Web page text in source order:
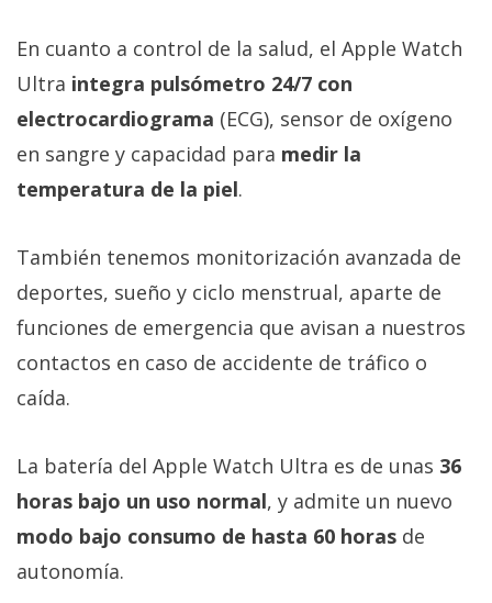
En cuanto a control de la salud, el Apple Watch
Ultra integra pulsómetro 24/7 con
electrocardiograma (ECG), sensor de oxígeno
en sangre y capacidad para medir la
temperatura de la piel.
También tenemos monitorización avanzada de
deportes, sueño y ciclo menstrual, aparte de
funciones de emergencia que avisan a nuestros
contactos en caso de accidente de tráfico o
caída.
La batería del Apple Watch Ultra es de unas 36
horas bajo un uso normal, y admite un nuevo
modo bajo consumo de hasta 60 horas de
autonomía.